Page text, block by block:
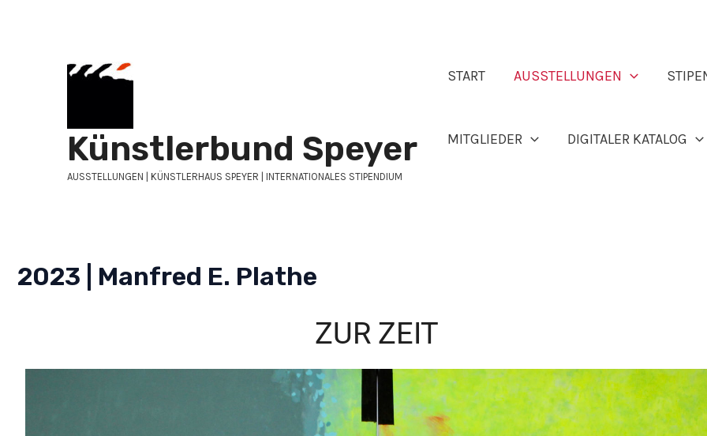
Künstlerbund Speyer
AUSSTELLUNGEN | KÜNSTLERHAUS SPEYER | INTERNATIONALES STIPENDIUM
START AUSSTELLUNGEN
MITGLIEDER DIGITALER KATALOG
2023 | Manfred E. Plathe
ZUR ZEIT